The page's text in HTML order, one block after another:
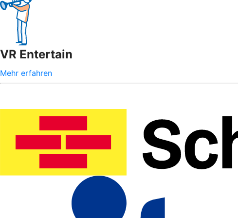
VR Entertain
Mehr erfahren